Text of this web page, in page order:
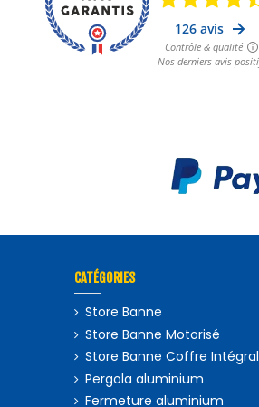
CATÉGORIES
Store Banne
Store Banne Motorisé
Store Banne Coffre Intégral
Pergola aluminium
Fermeture aluminium